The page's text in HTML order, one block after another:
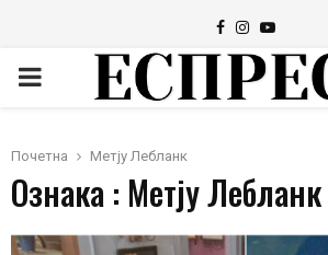
Facebook
Instagram
Youtube
PRIMARY
Почетна Метју Лебланк
Ознака : Метју Лебланк